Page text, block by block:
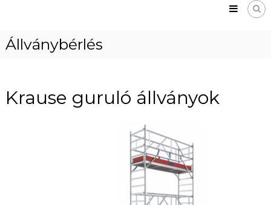
Állványbérlés
Krause guruló állványok